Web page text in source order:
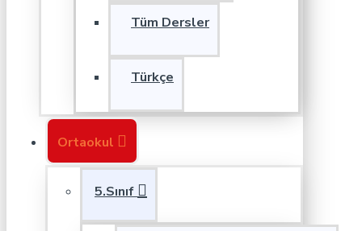
Tüm Dersler
Türkçe
Ortaokul
5.Sınıf